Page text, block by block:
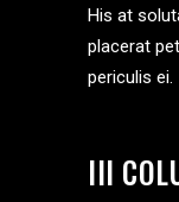
His at
placerat
periculis ei.
III